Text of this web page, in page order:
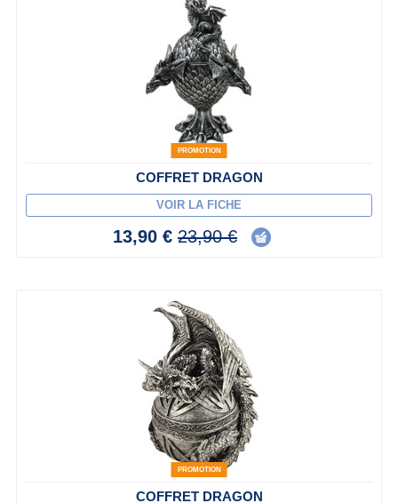
PROMOTION
COFFRET DRAGON
VOIR LA FICHE
13,90 € 23,90 €
PROMOTION
COFFRET DRAGON